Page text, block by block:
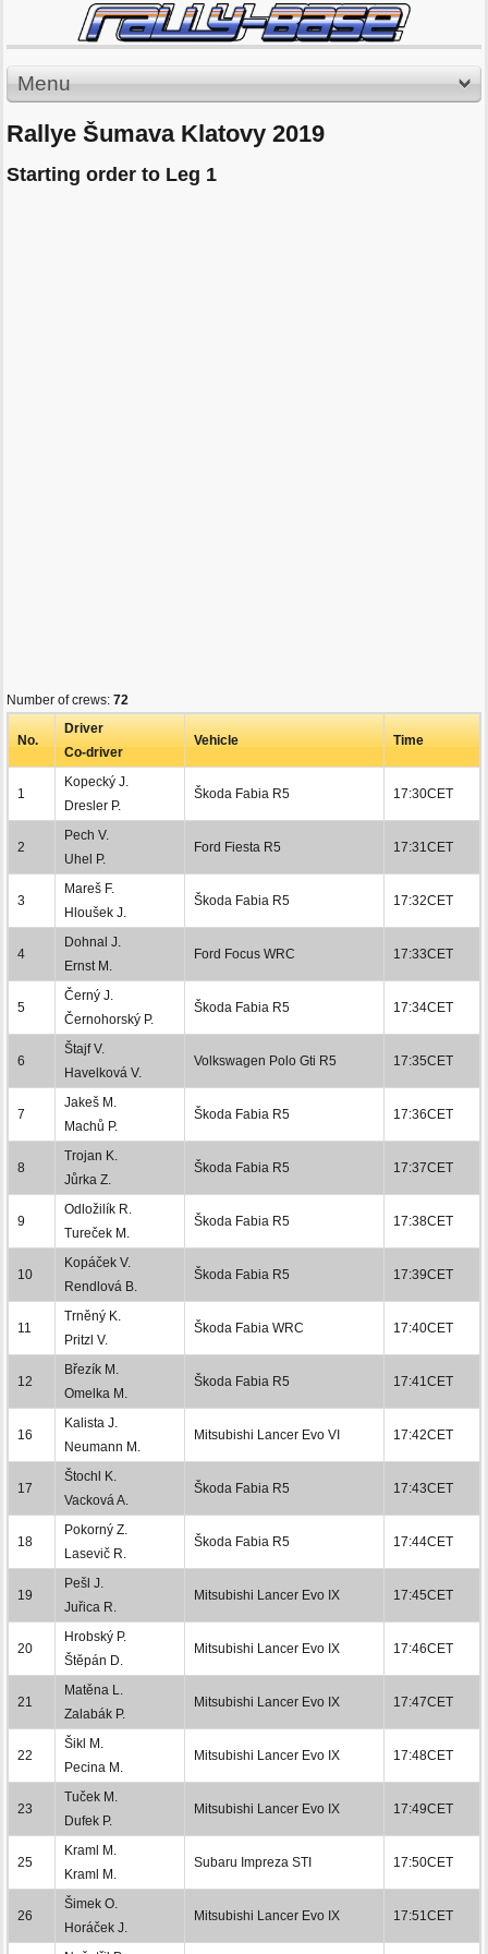
Menu
Rallye Šumava Klatovy 2019
Starting order to Leg 1
Number of crews: 72
No.
Driver
Co-driver
Vehicle Time
1
Kopecký J.
Dresler P.
Škoda Fabia R5 17:30CET
2
Pech V.
Uhel P.
Ford Fiesta R5 17:31CET
3
Mareš F.
Hloušek J.
Škoda Fabia R5 17:32CET
4
Dohnal J.
Ernst M.
Ford Focus WRC 17:33CET
5
Černý J.
Černohorský P.
Škoda Fabia R5 17:34CET
6
Štajf V.
Havelková V.
Volkswagen Polo Gti R5 17:35CET
7
Jakeš M.
Machů P.
Škoda Fabia R5 17:36CET
8
Trojan K.
Jůrka Z.
Škoda Fabia R5 17:37CET
9
Odložilík R.
Tureček M.
Škoda Fabia R5 17:38CET
10
Kopáček V.
Rendlová B.
Škoda Fabia R5 17:39CET
11
Trněný K.
Pritzl V.
Škoda Fabia WRC 17:40CET
12
Březík M.
Omelka M.
Škoda Fabia R5 17:41CET
16
Kalista J.
Neumann M.
Mitsubishi Lancer Evo VI 17:42CET
17
Štochl K.
Vacková A.
Škoda Fabia R5 17:43CET
18
Pokorný Z.
Lasevič R.
Škoda Fabia R5 17:44CET
19
Pešl J.
Juřica R.
Mitsubishi Lancer Evo IX 17:45CET
20
Hrobský P.
Štěpán D.
Mitsubishi Lancer Evo IX 17:46CET
21
Matěna L.
Zalabák P.
Mitsubishi Lancer Evo IX 17:47CET
22
Šikl M.
Pecina M.
Mitsubishi Lancer Evo IX 17:48CET
23
Tuček M.
Dufek P.
Mitsubishi Lancer Evo IX 17:49CET
25
Kraml M.
Kraml M.
Subaru Impreza STI 17:50CET
26
Šimek O.
Horáček J.
Mitsubishi Lancer Evo IX 17:51CET